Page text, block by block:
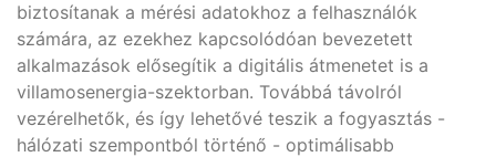
biztosítanak a mérési adatokhoz a felhasználók
számára, az ezekhez kapcsolódóan bevezetett
alkalmazások elősegítik a digitális átmenetet is a
villamosenergia-szektorban. Továbbá távolról
vezérelhetők, és így lehetővé teszik a fogyasztás -
hálózati szempontból történő - optimálisabb